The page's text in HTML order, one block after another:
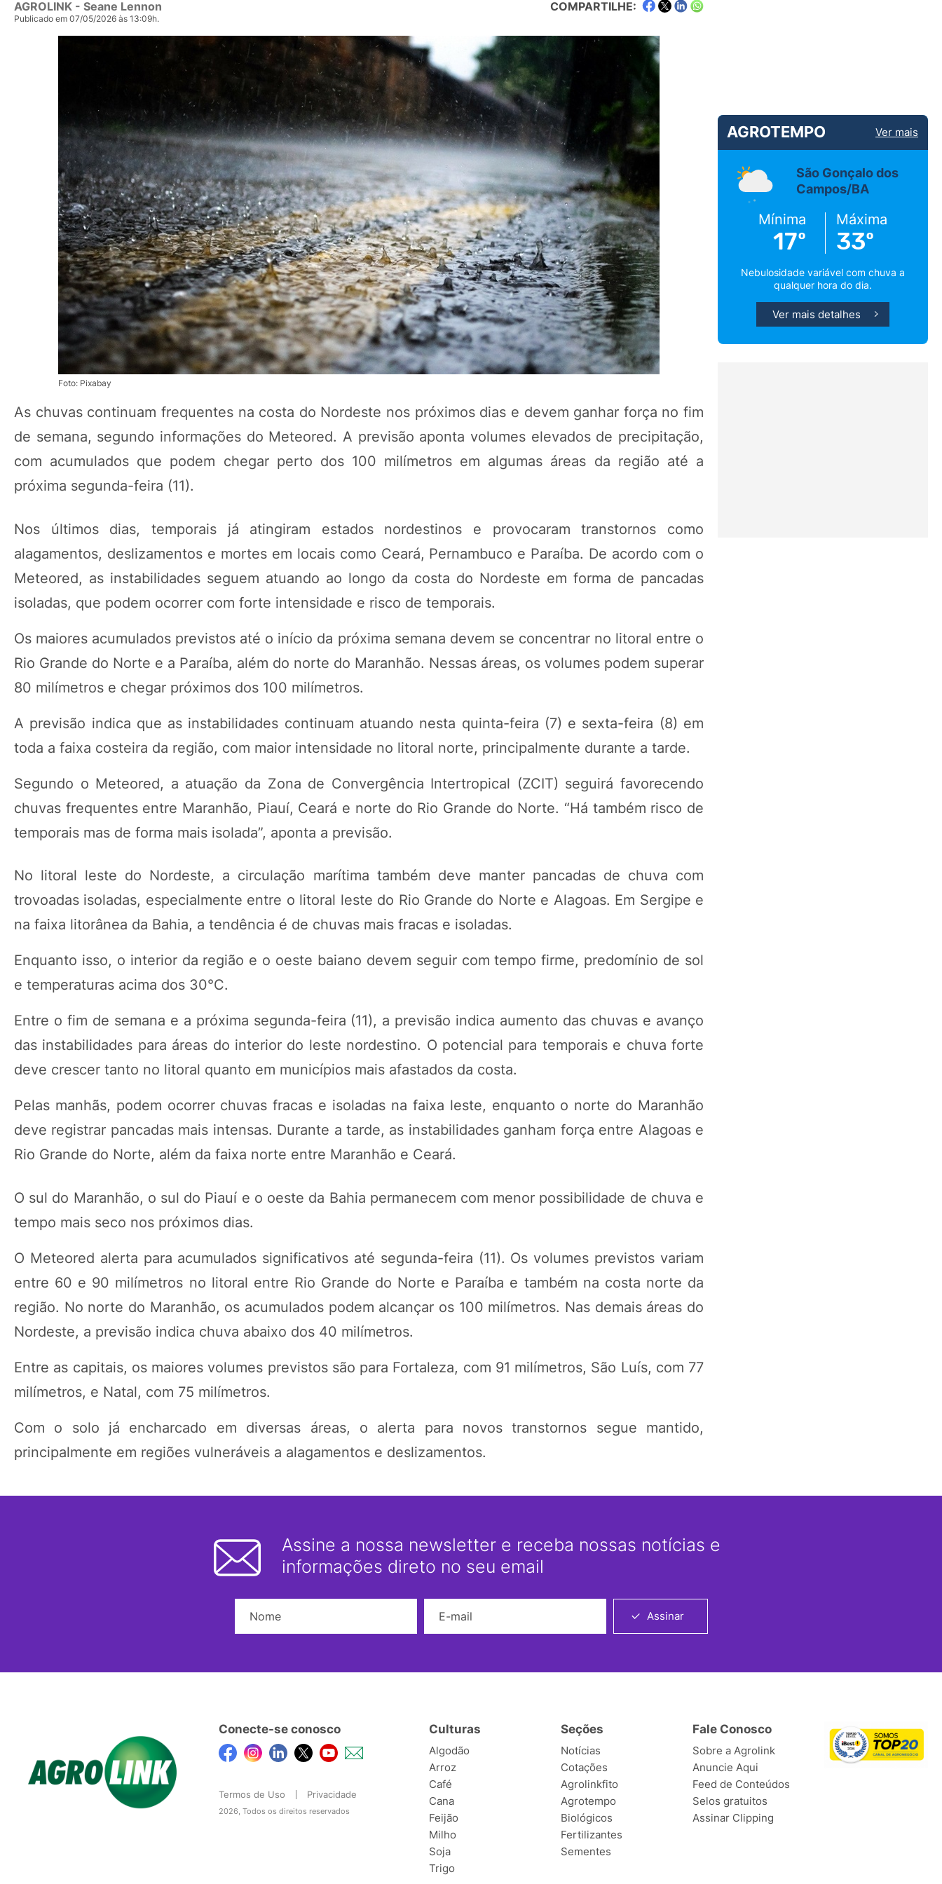
AGROLINK - Seane Lennon
Publicado em 07/05/2026 às 13:09h.
COMPARTILHE:
Foto: Pixabay
As chuvas continuam frequentes na costa do Nordeste nos próximos dias e devem ganhar força no fim
de semana, segundo informações do Meteored. A previsão aponta volumes elevados de precipitação,
com acumulados que podem chegar perto dos 100 milímetros em algumas áreas da região até a
próxima segunda-feira (11).
Nos últimos dias, temporais já atingiram estados nordestinos e provocaram transtornos como
alagamentos, deslizamentos e mortes em locais como Ceará, Pernambuco e Paraíba. De acordo com o
Meteored, as instabilidades seguem atuando ao longo da costa do Nordeste em forma de pancadas
isoladas, que podem ocorrer com forte intensidade e risco de temporais.
Os maiores acumulados previstos até o início da próxima semana devem se concentrar no litoral entre o
Rio Grande do Norte e a Paraíba, além do norte do Maranhão. Nessas áreas, os volumes podem superar
80 milímetros e chegar próximos dos 100 milímetros.
A previsão indica que as instabilidades continuam atuando nesta quinta-feira (7) e sexta-feira (8) em
toda a faixa costeira da região, com maior intensidade no litoral norte, principalmente durante a tarde.
Segundo o Meteored, a atuação da Zona de Convergência Intertropical (ZCIT) seguirá favorecendo
chuvas frequentes entre Maranhão, Piauí, Ceará e norte do Rio Grande do Norte. “Há também risco de
temporais mas de forma mais isolada”, aponta a previsão.
No litoral leste do Nordeste, a circulação marítima também deve manter pancadas de chuva com
trovoadas isoladas, especialmente entre o litoral leste do Rio Grande do Norte e Alagoas. Em Sergipe e
na faixa litorânea da Bahia, a tendência é de chuvas mais fracas e isoladas.
Enquanto isso, o interior da região e o oeste baiano devem seguir com tempo firme, predomínio de sol
e temperaturas acima dos 30°C.
Entre o fim de semana e a próxima segunda-feira (11), a previsão indica aumento das chuvas e avanço
das instabilidades para áreas do interior do leste nordestino. O potencial para temporais e chuva forte
deve crescer tanto no litoral quanto em municípios mais afastados da costa.
Pelas manhãs, podem ocorrer chuvas fracas e isoladas na faixa leste, enquanto o norte do Maranhão
deve registrar pancadas mais intensas. Durante a tarde, as instabilidades ganham força entre Alagoas e
Rio Grande do Norte, além da faixa norte entre Maranhão e Ceará.
O sul do Maranhão, o sul do Piauí e o oeste da Bahia permanecem com menor possibilidade de chuva e
tempo mais seco nos próximos dias.
O Meteored alerta para acumulados significativos até segunda-feira (11). Os volumes previstos variam
entre 60 e 90 milímetros no litoral entre Rio Grande do Norte e Paraíba e também na costa norte da
região. No norte do Maranhão, os acumulados podem alcançar os 100 milímetros. Nas demais áreas do
Nordeste, a previsão indica chuva abaixo dos 40 milímetros.
Entre as capitais, os maiores volumes previstos são para Fortaleza, com 91 milímetros, São Luís, com 77
milímetros, e Natal, com 75 milímetros.
Com o solo já encharcado em diversas áreas, o alerta para novos transtornos segue mantido,
principalmente em regiões vulneráveis a alagamentos e deslizamentos.
AGROTEMPO Ver mais
São Gonçalo dos
Campos/BA
Mínima
17º
Máxima
33º
Nebulosidade variável com chuva a
qualquer hora do dia.
Ver mais detalhes
Assine a nossa newsletter e receba nossas notícias e
informações direto no seu email
Assinar
Conecte-se conosco
Termos de Uso Privacidade
2026, Todos os direitos reservados
Culturas
Algodão
Arroz
Café
Cana
Feijão
Milho
Soja
Trigo
Seções
Notícias
Cotações
Agrolinkfito
Agrotempo
Biológicos
Fertilizantes
Sementes
Fale Conosco
Sobre a Agrolink
Anuncie Aqui
Feed de Conteúdos
Selos gratuitos
Assinar Clipping